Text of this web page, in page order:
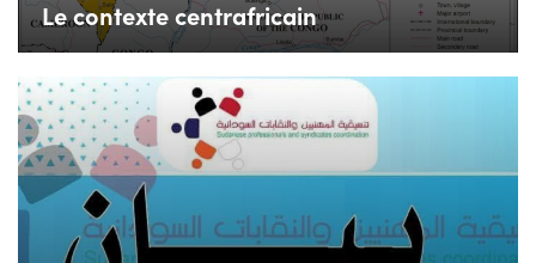
Le contexte centrafricain